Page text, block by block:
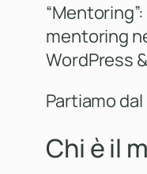
mentoring
WordPress
Partiamo
Chi è il